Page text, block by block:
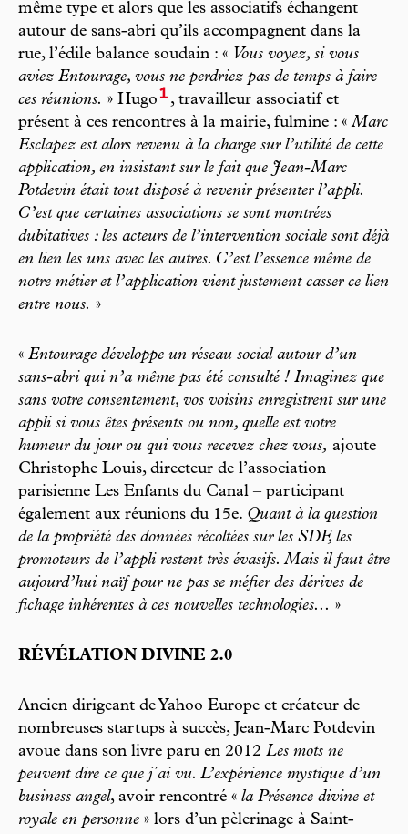
même type et alors que les associatifs échangent
autour de sans-abri qu’ils accompagnent dans la
rue, l’édile balance soudain : « Vous voyez, si vous
aviez Entourage, vous ne perdriez pas de temps à faire
ces réunions. » Hugo1 , travailleur associatif et
présent à ces rencontres à la mairie, fulmine : «Marc
Esclapez est alors revenu à la charge sur l’utilité de cette
application, en insistant sur le fait que Jean-Marc
Potdevin était tout disposé à revenir présenter l’appli.
C’est que certaines associations se sont montrées
dubitatives : les acteurs de l’intervention sociale sont déjà
en lien les uns avec les autres. C’est l’essence même de
notre métier et l’application vient justement casser ce lien
entre nous. »
« Entourage développe un réseau social autour d’un
sans-abri qui n’a même pas été consulté ! Imaginez que
sans votre consentement, vos voisins enregistrent sur une
appli si vous êtes présents ou non, quelle est votre
humeur du jour ou qui vous recevez chez vous, ajoute
Christophe Louis, directeur de l’association
parisienne Les Enfants du Canal – participant
également aux réunions du 15e. Quant à la question
de la propriété des données récoltées sur les SDF, les
promoteurs de l’appli restent très évasifs. Mais il faut être
aujourd’hui naïf pour ne pas se méfier des dérives de
fichage inhérentes à ces nouvelles technologies... »
RÉVÉLATION DIVINE 2.0
Ancien dirigeant de Yahoo Europe et créateur de
nombreuses startups à succès, Jean-Marc Potdevin
avoue dans son livre paru en 2012 Les mots ne
peuvent dire ce que j´ai vu. L’expérience mystique d’un
business angel, avoir rencontré « la Présence divine et
royale en personne » lors d’un pèlerinage à Saint-